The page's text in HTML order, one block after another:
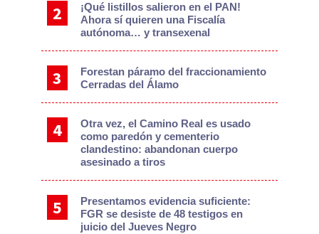
¡Qué listillos salieron en el PAN!
Ahora sí quieren una Fiscalía
autónoma… y transexenal
Forestan páramo del fraccionamiento
Cerradas del Álamo
Otra vez, el Camino Real es usado
como paredón y cementerio
clandestino: abandonan cuerpo
asesinado a tiros
Presentamos evidencia suficiente:
FGR se desiste de 48 testigos en
juicio del Jueves Negro